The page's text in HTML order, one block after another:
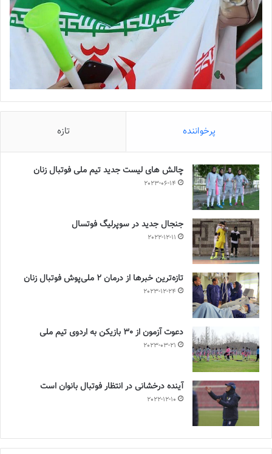
پرخواننده تازه
چالش هاى ليست جدید تيم ملى فوتبال زنان
2023-06-14
جنجال جدید در سوپرلیگ فوتسال
2022-12-11
تازه‌ترین خبرها از درمان ۲ ملی‌پوش فوتبال زنان
2023-12-24
دعوت آزمون از 30 بازیکن به اردوی تیم ملی
2023-03-21
آینده درخشانی در انتظار فوتبال بانوان است
2022-12-10